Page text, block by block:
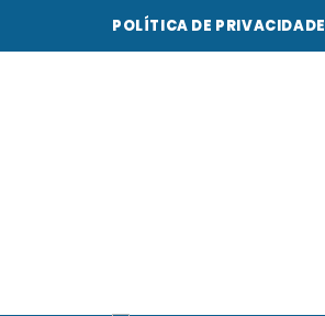
POLÍTICA DE PRIVACIDADE